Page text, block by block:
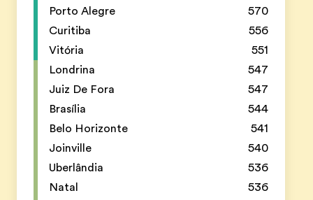
Porto Alegre
570
Curitiba
556
Vitória
551
Londrina
547
Juiz De Fora
547
Brasília
544
Belo Horizonte
541
Joinville
540
Uberlândia
536
Natal
536